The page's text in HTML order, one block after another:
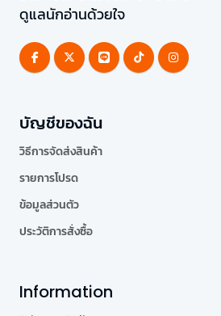
ดูแลนักอ่านด้วยใจ
บัญชีของฉัน
วิธีการจัดส่งสินค้า
รายการโปรด
ข้อมูลส่วนตัว
ประวัติการสั่งซื้อ
Information